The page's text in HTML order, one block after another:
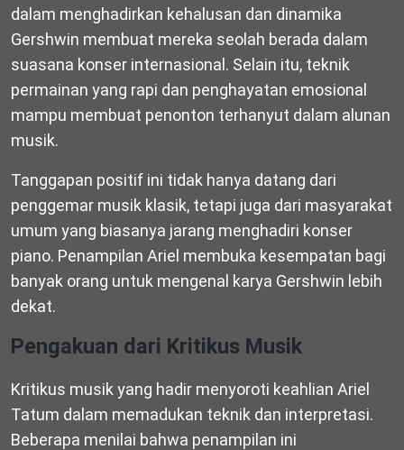
dalam menghadirkan kehalusan dan dinamika
Gershwin membuat mereka seolah berada dalam
suasana konser internasional. Selain itu, teknik
permainan yang rapi dan penghayatan emosional
mampu membuat penonton terhanyut dalam alunan
musik.
Tanggapan positif ini tidak hanya datang dari
penggemar musik klasik, tetapi juga dari masyarakat
umum yang biasanya jarang menghadiri konser
piano. Penampilan Ariel membuka kesempatan bagi
banyak orang untuk mengenal karya Gershwin lebih
dekat.
Pengakuan dari Kritikus Musik
Kritikus musik yang hadir menyoroti keahlian Ariel
Tatum dalam memadukan teknik dan interpretasi.
Beberapa menilai bahwa penampilan ini